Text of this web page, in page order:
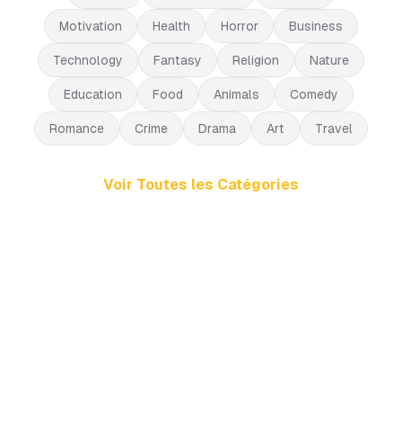
Motivation Health Horror Business
Technology Fantasy Religion Nature
Education Food Animals Comedy
Romance Crime Drama Art Travel
Voir Toutes les Catégories